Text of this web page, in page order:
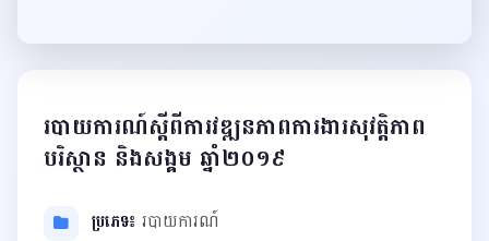
របាយការណ៍ស្តីពីការវឌ្ឍនភាពការងារសុវត្ដិភាព
បរិស្ថាន និងសង្គម ឆ្នាំ២០១៩
ប្រភេទ៖ របាយការណ៍